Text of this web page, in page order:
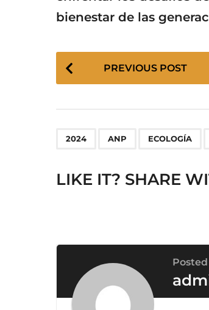
bienestar de las
P
i
n
i
PREVIOUS POST
2024 ANP ECOLOGÍA
LIKE IT? SHARE